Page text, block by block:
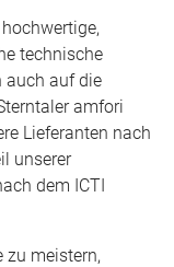
technische
auch auf die
amfori
Lieferanten nach
unserer
dem ICTI
zu meistern,